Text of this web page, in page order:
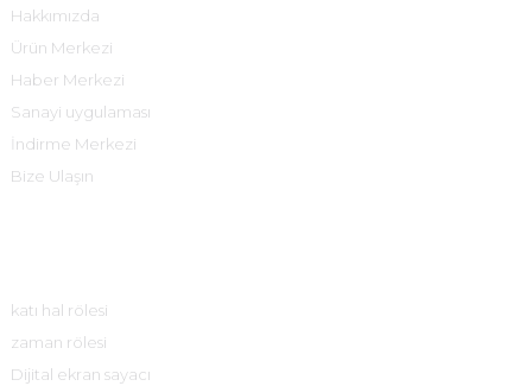
Hakkımızda
Ürün Merkezi
Haber Merkezi
Sanayi uygulaması
İndirme Merkezi
Bize Ulaşın
katı hal rölesi
zaman rölesi
Dijital ekran sayacı